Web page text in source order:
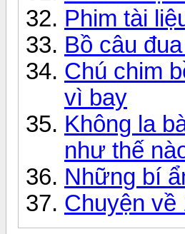
Phim tài
Bồ câu
Chú chim
vì bay
Không la
như thế
Những bí
Chuyện về